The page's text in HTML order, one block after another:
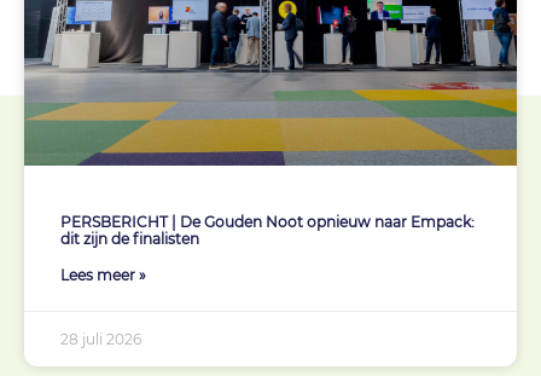
PERSBERICHT | De Gouden Noot opnieuw naar Empack:
dit zijn de finalisten
Lees meer »
28 juli 2026